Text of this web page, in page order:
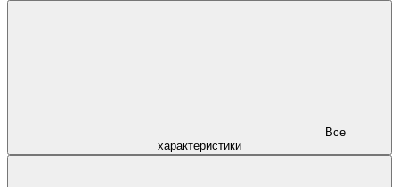
характеристики